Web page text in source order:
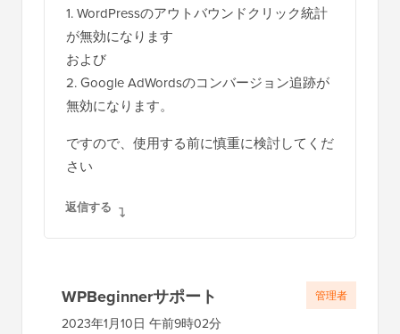
1. WordPressのアウトバウンドクリック統計
が無効になります
および
2. Google AdWordsのコンバージョン追跡が
無効になります。
ですので、使用する前に慎重に検討してくだ
さい
返信する
WPBeginnerサポート
2023年1月10日 午前9時02分
管理者